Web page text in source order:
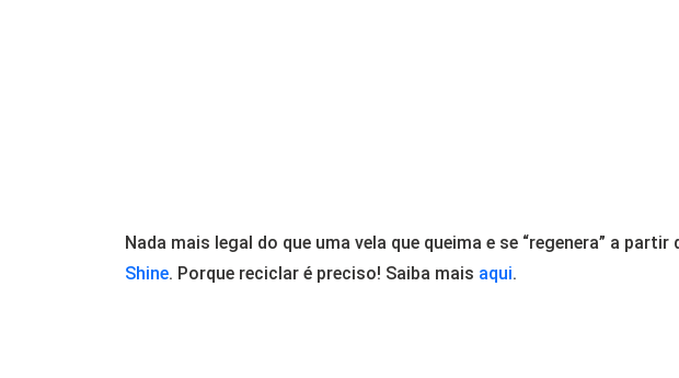
Nada mais legal do que uma vela que queima e se “regenera” a
Shine. Porque reciclar é preciso! Saiba mais aqui.